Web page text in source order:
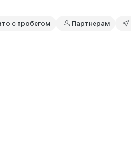
с пробегом Партнерам